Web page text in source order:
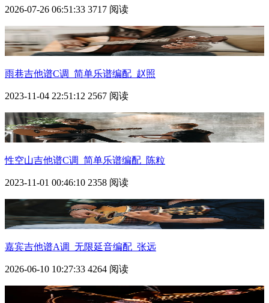
2026-07-26 06:51:33 3717 阅读
雨巷吉他谱C调_简单乐谱编配_赵照
2023-11-04 22:51:12 2567 阅读
性空山吉他谱C调_简单乐谱编配_陈粒
2023-11-01 00:46:10 2358 阅读
嘉宾吉他谱A调_无限延音编配_张远
2026-06-10 10:27:33 4264 阅读